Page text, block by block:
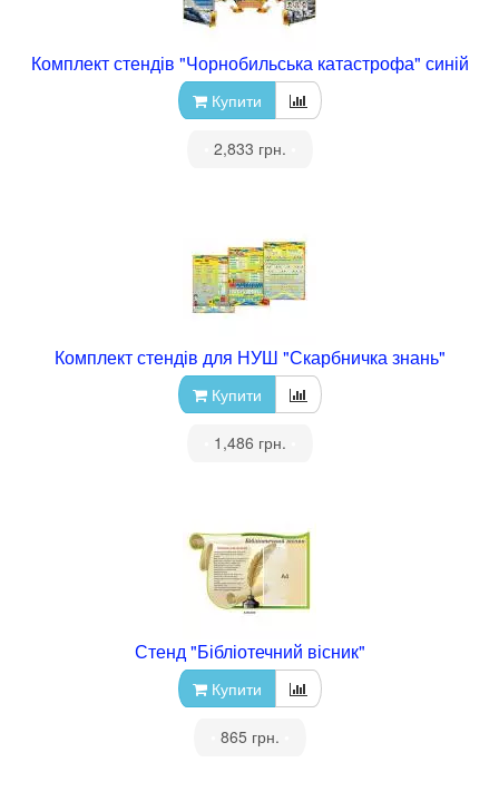
Комплект стендів "Чорнобильська катастрофа" синій
Купити
2,833 грн.
Комплект стендів для НУШ "Скарбничка знань"
Купити
1,486 грн.
Стенд "Бібліотечний вісник"
Купити
865 грн.